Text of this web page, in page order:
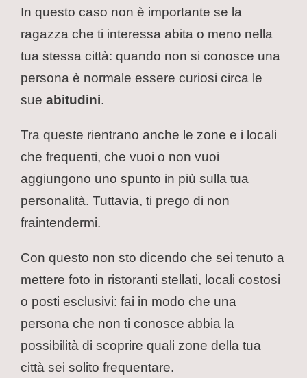
In questo caso non è importante se la
ragazza che ti interessa abita o meno nella
tua stessa città: quando non si conosce una
persona è normale essere curiosi circa le
sue abitudini.
Tra queste rientrano anche le zone e i locali
che frequenti, che vuoi o non vuoi
aggiungono uno spunto in più sulla tua
personalità. Tuttavia, ti prego di non
fraintendermi.
Con questo non sto dicendo che sei tenuto a
mettere foto in ristoranti stellati, locali costosi
o posti esclusivi: fai in modo che una
persona che non ti conosce abbia la
possibilità di scoprire quali zone della tua
città sei solito frequentare.